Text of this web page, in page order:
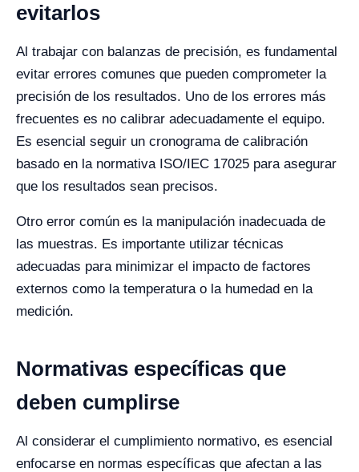
evitarlos
Al trabajar con balanzas de precisión, es fundamental
evitar errores comunes que pueden comprometer la
precisión de los resultados. Uno de los errores más
frecuentes es no calibrar adecuadamente el equipo.
Es esencial seguir un cronograma de calibración
basado en la normativa ISO/IEC 17025 para asegurar
que los resultados sean precisos.
Otro error común es la manipulación inadecuada de
las muestras. Es importante utilizar técnicas
adecuadas para minimizar el impacto de factores
externos como la temperatura o la humedad en la
medición.
Normativas específicas que
deben cumplirse
Al considerar el cumplimiento normativo, es esencial
enfocarse en normas específicas que afectan a las